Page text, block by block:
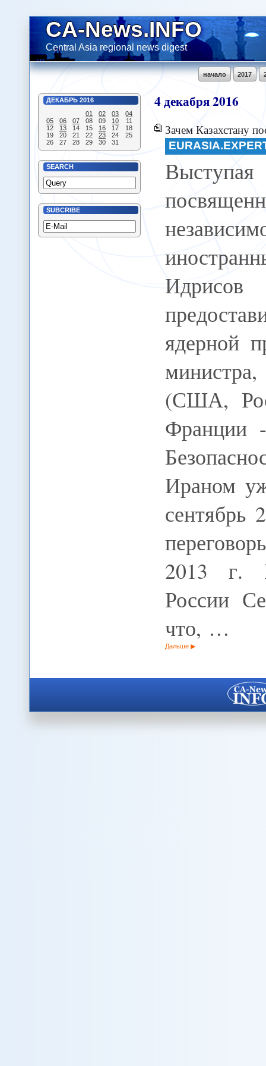
CA-News.INFO
Central Asia regional news digest
2017
начало
ДЕКАБРЬ 2016
01
02 03
04
05
06 07 08 09 10
11
12
13 14 15 16 17
18
19
20 21 22 23 24
25
26
27 28 29 30 31
SEARCH
SUBCRIBE
4декабря2016
Зачем Казахстану
Выступая
ядерной
(США,
Франции
Ираном
сентябрь
2013 г.
России
что, …
Дальше